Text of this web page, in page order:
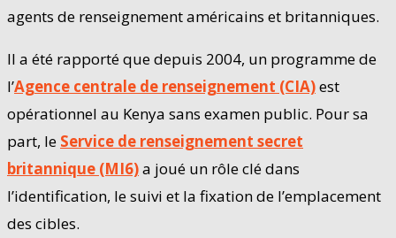
agents de renseignement américains et britanniques.
Il a été rapporté que depuis 2004, un programme de
l’Agence centrale de renseignement (CIA)est
opérationnel au Kenya sans examen public. Pour sa
part, le Service de renseignement secret
britannique (MI6)a joué un rôle clé dans
l’identification, le suivi et la fixation de l’emplacement
des cibles.